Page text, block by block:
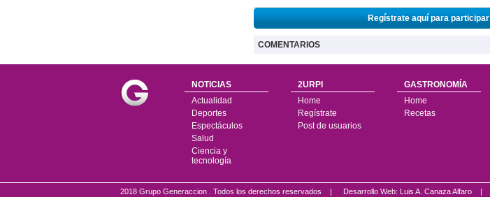
Regístrate aquí para participar
COMENTARIOS
NOTICIAS
Actualidad
Deportes
Espectáculos
Salud
Ciencia y
tecnología
2URPI
Home
Regístrate
Post de usuarios
GASTRONOMÍA
Home
Recetas
2018 Grupo Generaccion . Todos los derechos reservados | Desarrollo Web: Luis A. Canaza Alfaro |